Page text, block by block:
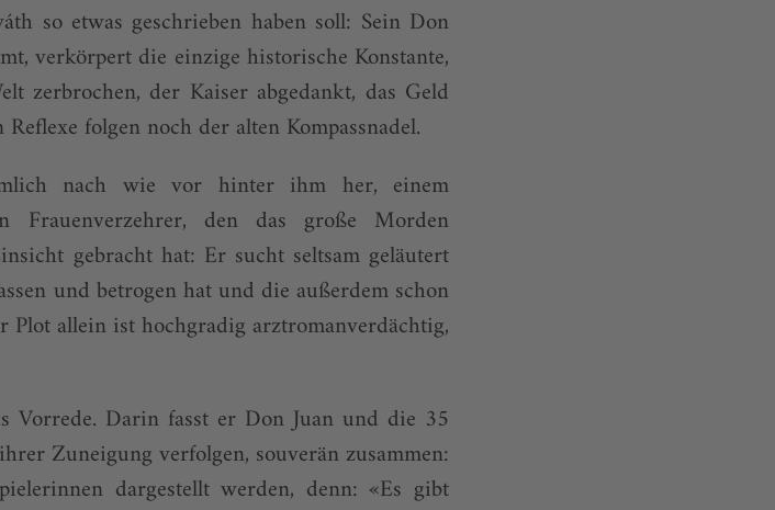
so etwas geschrieben haben soll: Sein Don
verkörpert die einzige historische Konstante,
zerbrochen, der Kaiser abgedankt, das Geld
folgen noch der alten Kompassnadel.
nach wie vor hinter ihm her, einem
Frauenverzehrer, den das große Morden
gebracht hat: Er sucht seltsam geläutert
und betrogen hat und die außerdem schon
allein ist hochgradig arztromanverdächtig,
Vorrede. Darin fasst er Don Juan und die 35
Zuneigung verfolgen, souverän zusammen:
dargestellt werden, denn: «Es gibt